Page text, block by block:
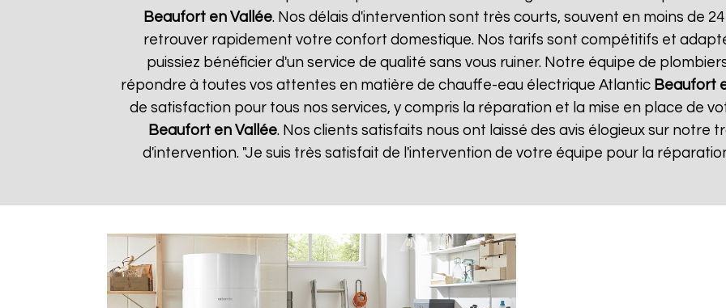
Beaufort en Vallée. Nos délais d'intervention sont très courts, souvent en moins de
retrouver rapidement votre confort domestique. Nos tarifs sont compétitifs et
puissiez bénéficier d'un service de qualité sans vous ruiner. Notre équipe de
répondre à toutes vos attentes en matière de chauffe-eau électrique Atlantic Beaufort
de satisfaction pour tous nos services, y compris la réparation et la mise en place de
Beaufort en Vallée. Nos clients satisfaits nous ont laissé des avis élogieux sur notre
d'intervention. "Je suis très satisfait de l'intervention de votre équipe pour la